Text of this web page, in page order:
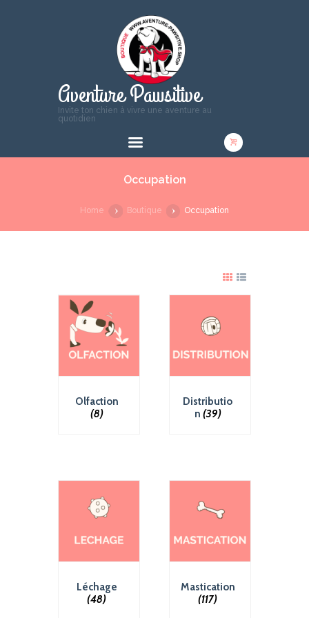
Aventure Pawsitive
Invite ton chien à vivre une aventure au
quotidien
Occupation
Home Boutique Occupation
Olfaction
(8)
Distributio
n (39)
Léchage
(48)
Mastication
(117)